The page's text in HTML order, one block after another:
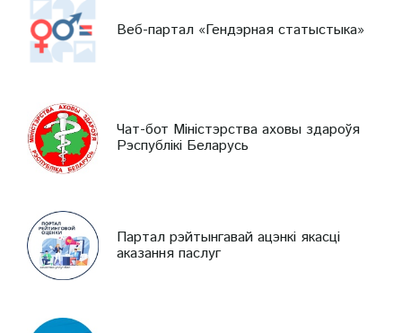
Веб-партал «Гендэрная статыстыка»
Чат-бот Міністэрства аховы здароўя
Рэспублікі Беларусь
Партал рэйтынгавай ацэнкі якасці
аказання паслуг